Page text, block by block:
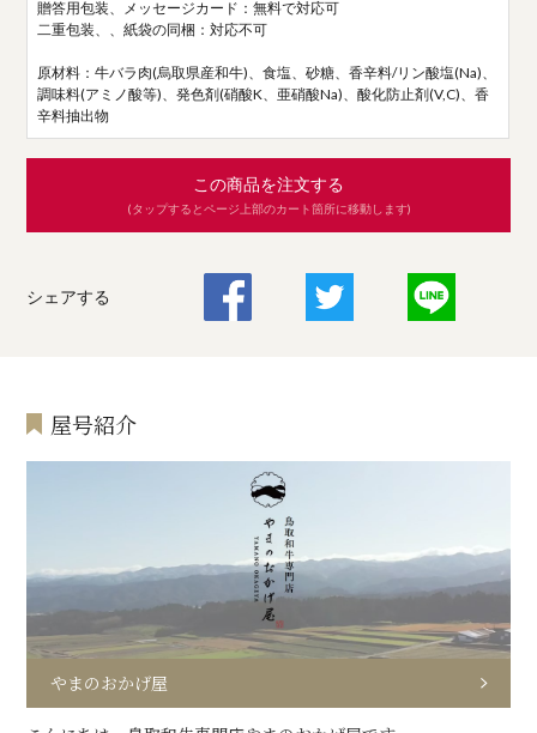
贈答用包装、メッセージカード：無料で対応可
二重包装、、紙袋の同梱：対応不可
原材料：牛バラ肉(烏取県産和牛)、食塩、砂糖、香辛料/リン酸塩(Na)、
調味料(アミノ酸等)、発色剤(硝酸K、亜硝酸Na)、酸化防止剤(V,C)、香
辛料抽出物
この商品を注文する
(タップするとページ上部のカート箇所に移動します)
シェアする
屋号紹介
やまのおかげ屋